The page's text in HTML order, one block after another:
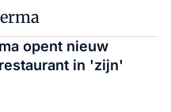
opent nieuw
in 'zijn'